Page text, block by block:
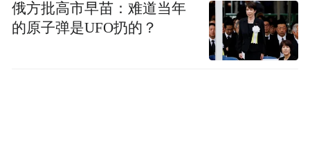
俄方批高市早苗：难道当年
的原子弹是UFO扔的？